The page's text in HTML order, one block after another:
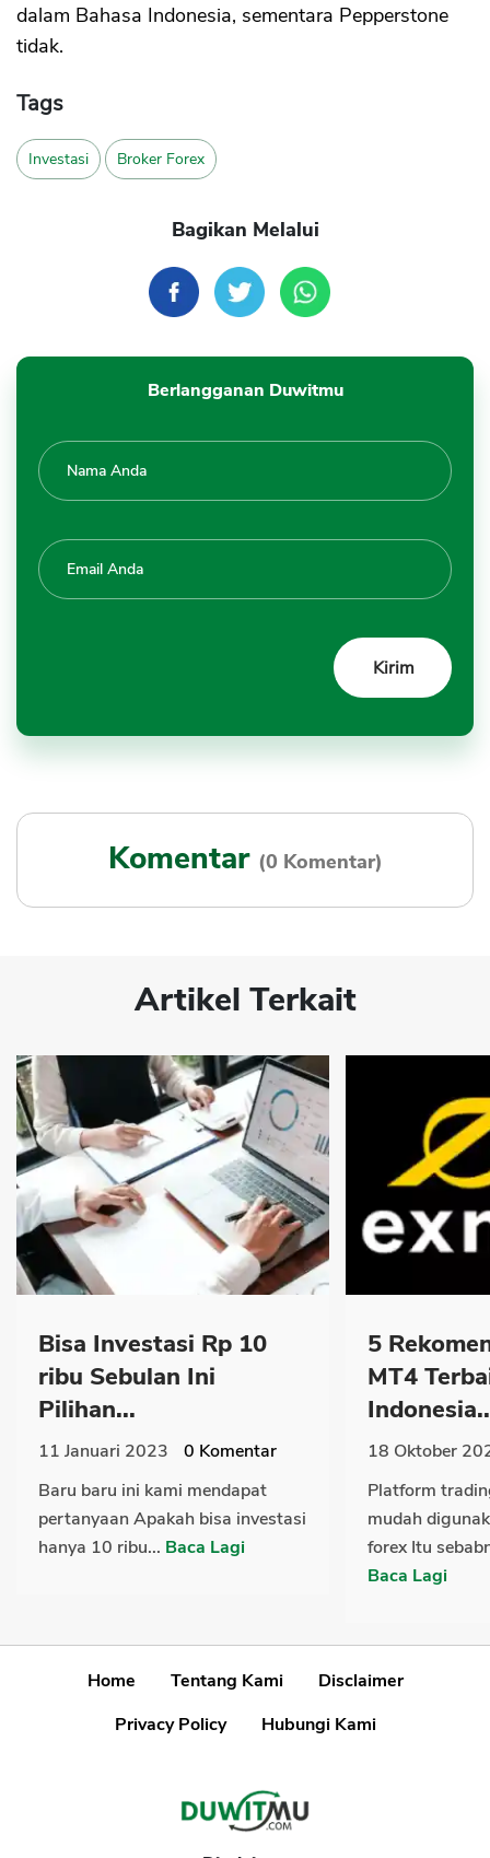
dalam Bahasa Indonesia, sementara Pepperstone
tidak.
Tags
Investasi Broker Forex
Bagikan Melalui
Berlangganan Duwitmu
Komentar (0 Komentar)
Artikel Terkait
Bisa Investasi Rp 10
ribu Sebulan Ini
Pilihan...
11 Januari 2023 0 Komentar
Baru baru ini kami mendapat
pertanyaan Apakah bisa investasi
hanya 10 ribu... Baca Lagi
5
MT4
18 Oktober
Platform
mudah
forex Itu
Baca Lagi
Home Tentang Kami
Disclaimer
Privacy Policy
Hubungi Kami